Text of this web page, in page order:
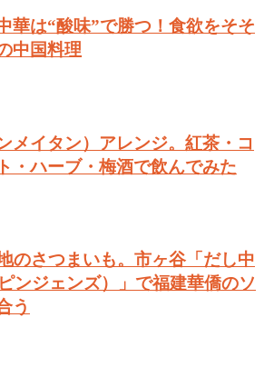
華は“酸味”で勝つ！食欲をそそ
中国料理
メイタン）アレンジ。紅茶・コ
・ハーブ・梅酒で飲んでみた
のさつまいも。市ヶ谷「だし中
ンジェンズ）」で福建華僑のソ
う